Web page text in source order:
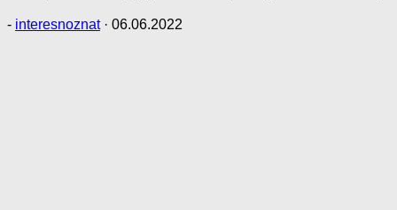
- interesnoznat · 06.06.2022